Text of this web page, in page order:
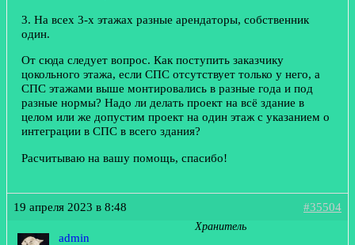
3. На всех 3-х этажах разные арендаторы, собственник
один.
От сюда следует вопрос. Как поступить заказчику
цокольного этажа, если СПС отсутствует только у него, а
СПС этажами выше монтировались в разные года и под
разные нормы? Надо ли делать проект на всё здание в
целом или же допустим проект на один этаж с указанием о
интеграции в СПС в всего здания?
Расчитываю на вашу помощь, спасибо!
19 апреля 2023 в 8:48 #35504
admin
Хранитель